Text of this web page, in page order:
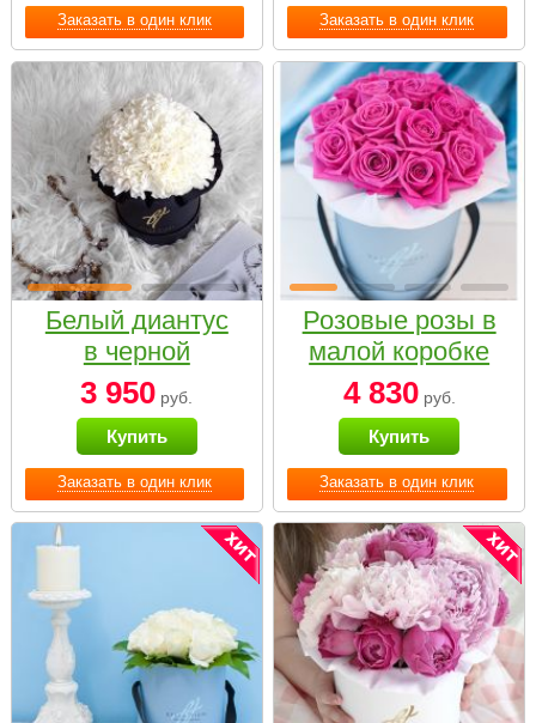
Заказать в один клик Заказать в один клик
Заказать в один клик
Белый диантус
в черной
коробке Small
3 950 руб.
Купить
Заказать в один клик
Розовые розы в
малой коробке
4 830руб.
Купить